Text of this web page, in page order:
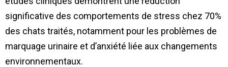
significative des comportements de stress chez 70%
des chats traités, notamment pour les problèmes de
marquage urinaire et d’anxiété liée aux changements
environnementaux.